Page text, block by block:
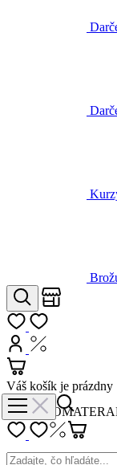
Hľadať
Prihlásiť
Váš košík je prázdny